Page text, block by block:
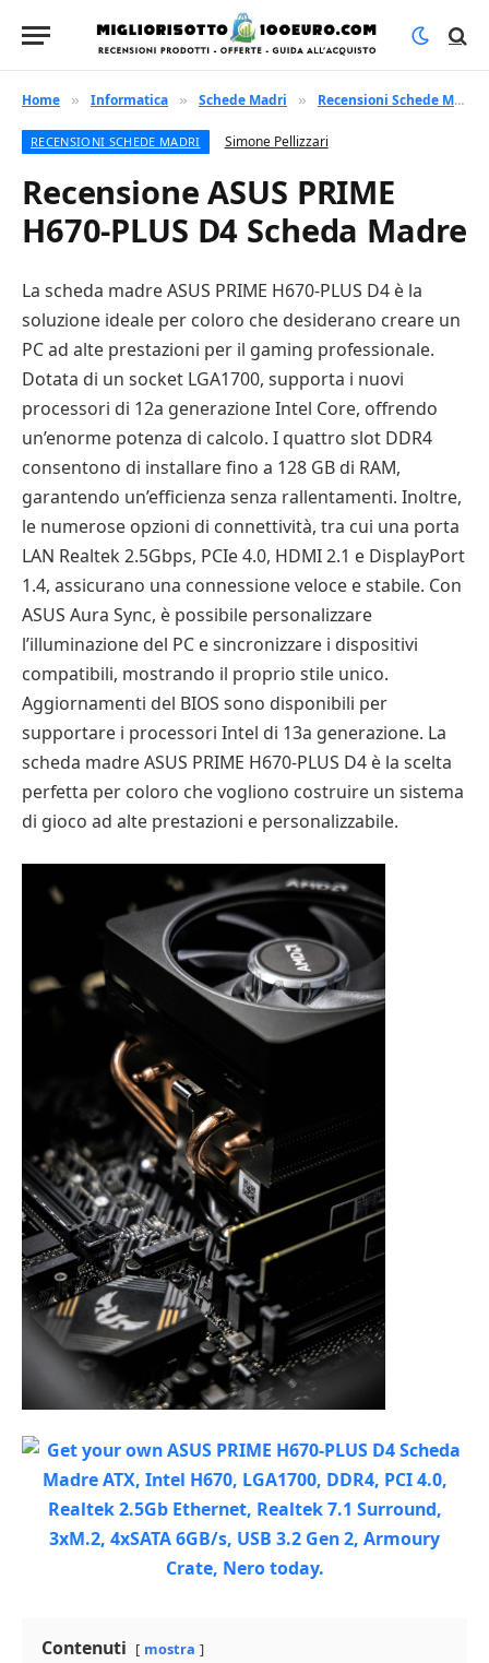
Home » Informatica » Schede Madri » Recensioni Schede Madri
RECENSIONI SCHEDE MADRI Simone Pellizzari
Recensione ASUS PRIME
H670-PLUS D4 Scheda Madre
La scheda madre ASUS PRIME H670-PLUS D4 è la
soluzione ideale per coloro che desiderano creare un
PC ad alte prestazioni per il gaming professionale.
Dotata di un socket LGA1700, supporta i nuovi
processori di 12a generazione Intel Core, offrendo
un’enorme potenza di calcolo. I quattro slot DDR4
consentono di installare fino a 128 GB di RAM,
garantendo un’efficienza senza rallentamenti. Inoltre,
le numerose opzioni di connettività, tra cui una porta
LAN Realtek 2.5Gbps, PCIe 4.0, HDMI 2.1 e DisplayPort
1.4, assicurano una connessione veloce e stabile. Con
ASUS Aura Sync, è possibile personalizzare
l’illuminazione del PC e sincronizzare i dispositivi
compatibili, mostrando il proprio stile unico.
Aggiornamenti del BIOS sono disponibili per
supportare i processori Intel di 13a generazione. La
scheda madre ASUS PRIME H670-PLUS D4 è la scelta
perfetta per coloro che vogliono costruire un sistema
di gioco ad alte prestazioni e personalizzabile.
Contenuti mostra